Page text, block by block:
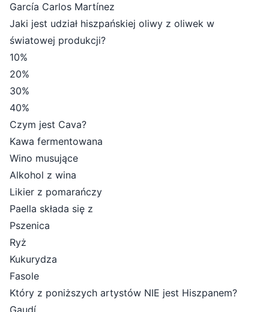
García Carlos Martínez
Jaki jest udział hiszpańskiej oliwy z oliwek w
światowej produkcji?
10%
20%
30%
40%
Czym jest Cava?
Kawa fermentowana
Wino musujące
Alkohol z wina
Likier z pomarańczy
Paella składa się z
Pszenica
Ryż
Kukurydza
Fasole
Który z poniższych artystów NIE jest Hiszpanem?